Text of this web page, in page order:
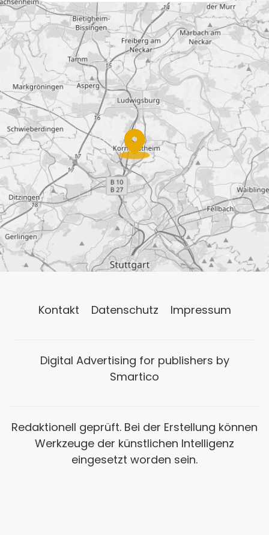
Kontakt Datenschutz Impressum
Digital Advertising for publishers by
Smartico
Redaktionell geprüft. Bei der Erstellung können
Werkzeuge der künstlichen Intelligenz
eingesetzt worden sein.